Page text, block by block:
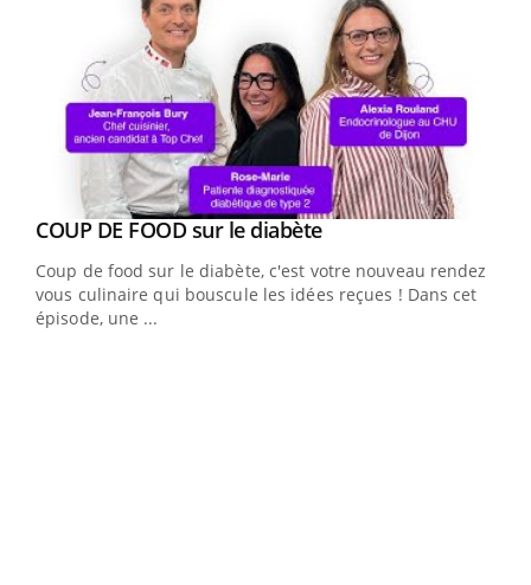
Youtube
COUP DE FOOD sur le diabèteYoutube
Coup de food sur le diabète, c'est votre nouveau rendez-
vous culinaire qui bouscule les idées reçues ! Dans cet
épisode, une ...